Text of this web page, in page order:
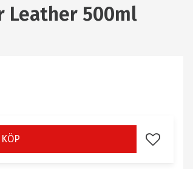
Leather 500ml
KÖP Lägg till i